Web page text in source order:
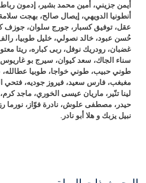
أيمن جزيني، أمين محمد بشير، إدمون
أنطونيا الدويهي، إيصال صالح، بهجت
عقل، توفيق كسبار، جورج سلوان، جوزف
حُسن عبود، خالد نصولي، خليل طوبيا،
غضبان، رودريك نوفل، ربى كباره، ريتا
سناء الجاك، سعد كيوان، سيرج بو
طوني حبيب، طوني خواجا، طوبيا
مغبغب، فارس سعيد، فيروز جوديه، فتحي
لينا تنّير، ماريان عيسى الخوري، ماجد
حيدر، مصطفى علوش، نادرة فوّاز، نورما
نبيل يزبك و هلا أبو نادر.